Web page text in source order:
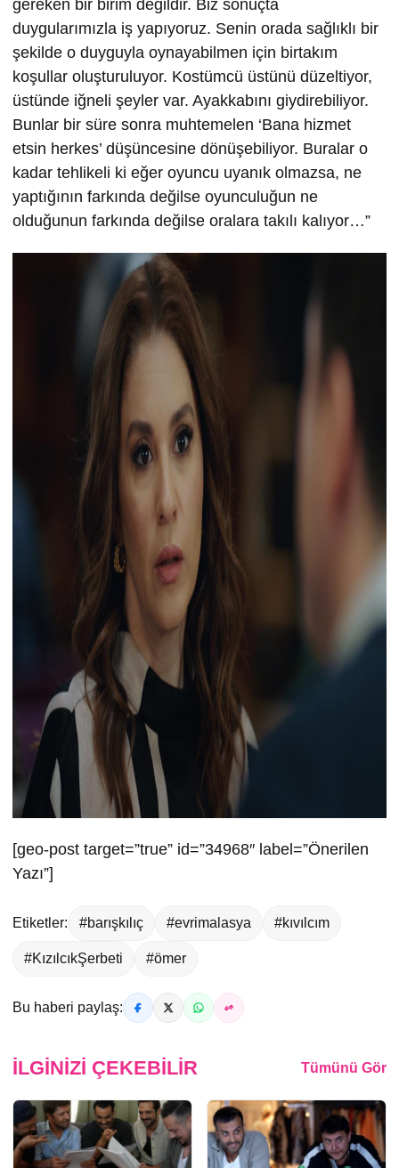
gereken bir birim değildir. Biz sonuçta
duygularımızla iş yapıyoruz. Senin orada sağlıklı bir
şekilde o duyguyla oynayabilmen için birtakım
koşullar oluşturuluyor. Kostümcü üstünü düzeltiyor,
üstünde iğneli şeyler var. Ayakkabını giydirebiliyor.
Bunlar bir süre sonra muhtemelen ‘Bana hizmet
etsin herkes’ düşüncesine dönüşebiliyor. Buralar o
kadar tehlikeli ki eğer oyuncu uyanık olmazsa, ne
yaptığının farkında değilse oyunculuğun ne
olduğunun farkında değilse oralara takılı kalıyor…”
[geo-post target=”true” id=”34968″ label=”Önerilen
Yazı”]
Etiketler: #barışkılıç #evrimalasya #kıvılcım
#KızılcıkŞerbeti #ömer
Bu haberi paylaş:
İLGINIZI ÇEKEBILIR Tümünü Gör